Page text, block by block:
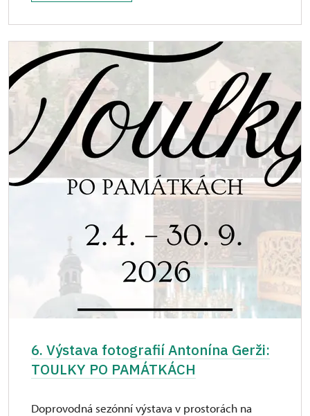
6. Výstava fotografií Antonína Gerži:
TOULKY PO PAMÁTKÁCH
Doprovodná sezónní výstava v prostorách na